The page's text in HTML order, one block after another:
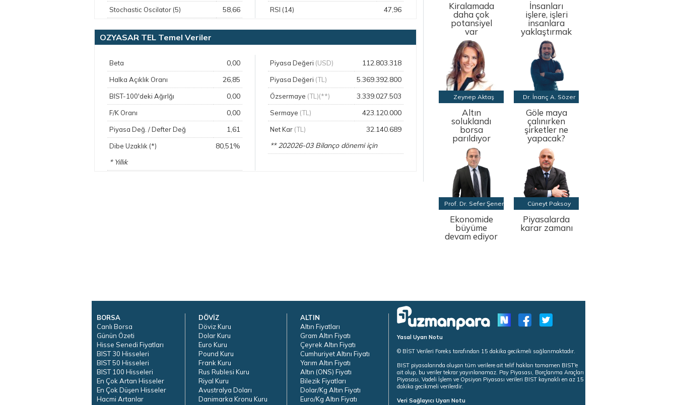
Stochastic Oscilator (5) 58,66 RSI (14) 47,96
OZYASAR TEL Temel Veriler
Beta 0,00
Halka Açıklık Oranı 26,85
BIST-100'deki Ağırlğı 0,00
F/K Oranı 0,00
Piyasa Değ. / Defter Değ 1,61
Dibe Uzaklık (*)
80,51%
* Yıllık
Piyasa Değeri (USD) 112.803.318
Piyasa Değeri (TL) 5.369.392.800
Özsermaye (TL)(**) 3.339.027.503
Sermaye (TL) 423.120.000
Net Kar (TL)
32.140.689
** 202026-03 Bilanço dönemi için
Kiralamada
daha çok
potansiyel
var
İnsanları
işlere, işleri
insanlara
yaklaştırmak
Zeynep Aktaş
Altın
soluklandı
borsa
parıldıyor
Dr. İnanç A. Sözer
Göle maya
çalınırken
şirketler ne
yapacak?
Prof. Dr. Sefer Şener
Ekonomide
büyüme
devam ediyor
Cüneyt Paksoy
Piyasalarda
karar zamanı
BORSA
Canlı Borsa
Günün Özeti
Hisse Senedi Fiyatları
BIST 30 Hisseleri
BIST 50 Hisseleri
BIST 100 Hisseleri
En Çok Artan Hisseler
En Çok Düşen Hisseler
Hacmi Artanlar
DÖVİZ
Döviz Kuru
Dolar Kuru
Euro Kuru
Pound Kuru
Frank Kuru
Rus Rublesi Kuru
Riyal Kuru
Avustralya Doları
Danimarka Kronu Kuru
ALTIN
Altın Fiyatları
Gram Altın Fiyatı
Çeyrek Altın Fiyatı
Cumhuriyet Altını Fiyatı
Yarım Altın Fiyatı
Altın (ONS) Fiyatı
Bilezik Fiyatları
Dolar/Kg Altın Fiyatı
Euro/Kg Altın Fiyatı
Yasal Uyarı Notu
© BİST Verileri Foreks tarafından 15 dakika gecikmeli sağlanmaktadır.
BIST piyasalarında oluşan tüm verilere ait telif hakları tamamen BIST'e
ait olup, bu veriler tekrar yayınlanamaz. Pay Piyasası, Borçlanma Araçları
Piyasası, Vadeli İşlem ve Opsiyon Piyasası verileri BIST kaynaklı en az 15
dakika gecikmeli verilerdir.
Veri Sağlayıcı Uyarı Notu